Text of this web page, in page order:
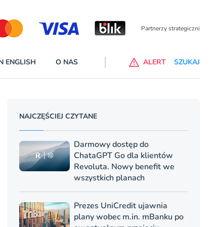
Partnerzy wspierający
– Standard i Plus – z usługi będzie można korzsytać za
ENGLISH O NAS ALERT SZUKAJ
NAJCZĘŚCIEJ CZYTANE
Darmowy dostęp do
ChataGPT Go dla klientów
Revoluta. Nowy benefit we
wszystkich planach
Prezes UniCredit ujawnia
plany wobec m.in. mBanku po